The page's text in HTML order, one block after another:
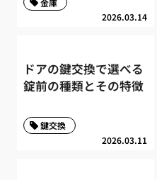
2026.03.14
ドアの鍵交換で選べる
錠前の種類とその特徴
2026.03.11
鍵交換